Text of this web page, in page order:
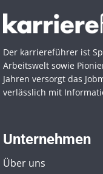
Der karriereführer ist
Arbeitswelt sowie
Jahren versorgt das
verlässlich mit
Unternehmen
Über uns